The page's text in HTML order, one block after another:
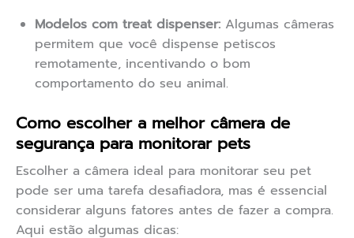
Modelos com treat dispenser: Algumas câmeras
permitem que você dispense petiscos
remotamente, incentivando o bom
comportamento do seu animal.
Como escolher a melhor câmera de
segurança para monitorar pets
Escolher a câmera ideal para monitorar seu pet
pode ser uma tarefa desafiadora, mas é essencial
considerar alguns fatores antes de fazer a compra.
Aqui estão algumas dicas: